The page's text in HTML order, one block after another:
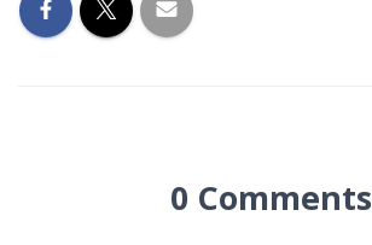
0 Comments